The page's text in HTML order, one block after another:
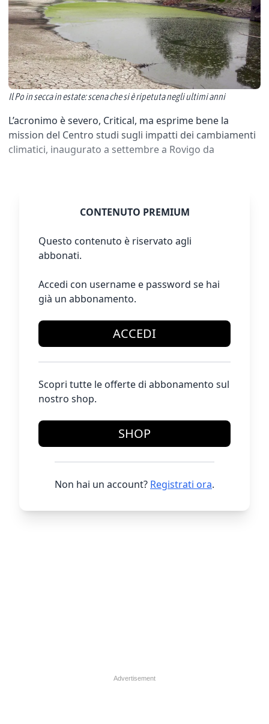
Il Po in secca in estate: scena che si è ripetuta negli ultimi anni
L’acronimo è severo, Critical, ma esprime bene la
mission del Centro studi sugli impatti dei cambiamenti
climatici, inaugurato a settembre a Rovigo da
CONTENUTO PREMIUM
Questo contenuto è riservato agli
abbonati.
Accedi con username e password se hai
già un abbonamento.
ACCEDI
Scopri tutte le offerte di abbonamento sul
nostro shop.
SHOP
Non hai un account? Registrati ora.